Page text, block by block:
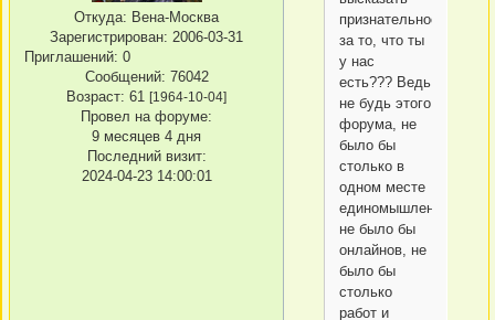
Откуда: Вена-Москва
Зарегистрирован: 2006-03-31
Приглашений: 0
Сообщений: 76042
Возраст: 61 [1964-10-04]
Провел на форуме:
9 месяцев 4 дня
Последний визит:
2024-04-23 14:00:01
признательность
за то, что ты
у нас
есть??? Ведь
не будь этого
форума, не
было бы
столько в
одном месте
единомышленников,
не было бы
онлайнов, не
было бы
столько
работ и